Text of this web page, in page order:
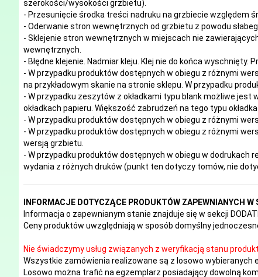
szerokości/wysokości grzbietu).
- Przesunięcie środka treści nadruku na grzbiecie względem
- Oderwanie stron wewnętrznych od grzbietu z powodu
- Sklejenie stron wewnętrznych w miejscach nie
wewnętrznych.
- Błędne klejenie. Nadmiar kleju. Klej nie do końca wyschnięty.
- W przypadku produktów dostępnych w obiegu z różnymi
na przykładowym skanie na stronie sklepu. W przypadku
- W przypadku zeszytów z okładkami typu blank możliwe
okładkach papieru. Większość zabrudzeń na tego typu
- W przypadku produktów dostępnych w obiegu z różnymi
- W przypadku produktów dostępnych w obiegu z różnymi
wersją grzbietu.
- W przypadku produktów dostępnych w obiegu w dodrukach
wydania z różnych druków (punkt ten dotyczy tomów, nie
INFORMACJE DOTYCZĄCE PRODUKTÓW ZAPEWNIANYCH W
Informacja o zapewnianym stanie znajduje się w sekcji
Ceny produktów uwzględniają w sposób domyślny
Nie świadczymy usług związanych z weryfikacją stanu
Wszystkie zamówienia realizowane są z losowo wybieranych
Losowo można trafić na egzemplarz posiadający dowolną